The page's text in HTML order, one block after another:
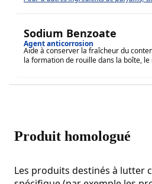
Sodium Benzoate
Agent anticorrosion
Aide à conserver la fraîcheur du
la formation de rouille dans la boîte,
Produit homologué
Les produits destinés à lutter